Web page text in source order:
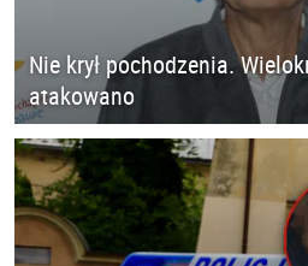
Nie krył pochodzenia.
atakowano